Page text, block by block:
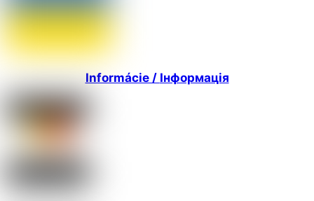
Informácie / Інформація